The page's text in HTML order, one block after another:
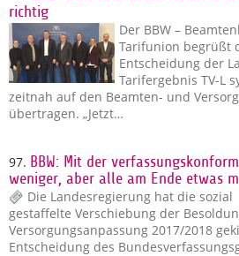
richtig
Der BBW –
Tarifunion begrüßt
Entscheidung der
Tarifergebnis TV-L
zeitnah auf den Beamten- und
übertragen. „Jetzt…
97. BBW: Mit der
weniger, aber alle am Ende etwas
Die Landesregierung hat die sozial
gestaffelte Verschiebung der
Versorgungsanpassung 2017/2018
Entscheidung des